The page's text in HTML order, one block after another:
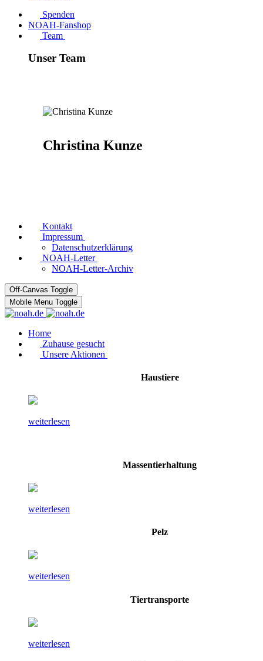
Spenden
NOAH-Fanshop
Team
Unser Team
Christina Kunze
Kontakt
Impressum
Datenschutzerklärung
NOAH-Letter
NOAH-Letter-Archiv
Off-Canvas Toggle
Mobile Menu Toggle
Home
Zuhause gesucht
Unsere Aktionen
Haustiere
weiterlesen
Massentierhaltung
weiterlesen
Pelz
weiterlesen
Tiertransporte
weiterlesen